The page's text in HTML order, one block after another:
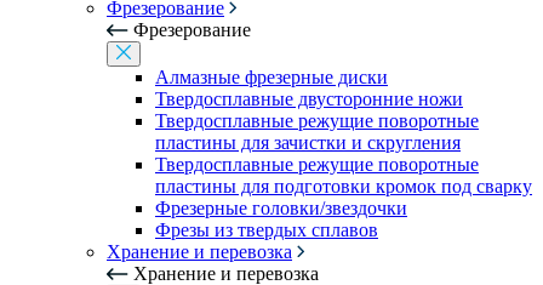
Фрезерование
Фрезерование
Алмазные фрезерные диски
Твердосплавные двусторонние ножи
Твердосплавные режущие поворотные
пластины для зачистки и скругления
Твердосплавные режущие поворотные
пластины для подготовки кромок под сварку
Фрезерные головки/звездочки
Фрезы из твердых сплавов
Хранение и перевозка
Хранение и перевозка